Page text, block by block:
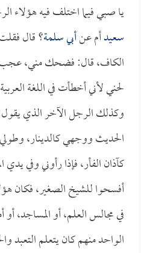
يا صبي فيما اختلف فيه هؤلاء
سعيدأم عنأبي سلمة؟ قال
الكاف، قال: فضحك مني،
لحني لأني أخطأت في اللغة
وكذلك الرجل الآخر الذي
الحديث ووجهي كالدينار،
كآذان الفأر، فإذا رأوني وفي يدي
أفسحوا للشيخ الصغير، فكان
في مجالس العلم، أو المساجد،
الواحد منهم كان يتعلم التعبد